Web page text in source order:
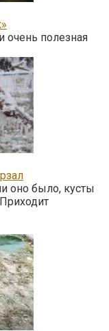
очень полезная
оно было, кусты